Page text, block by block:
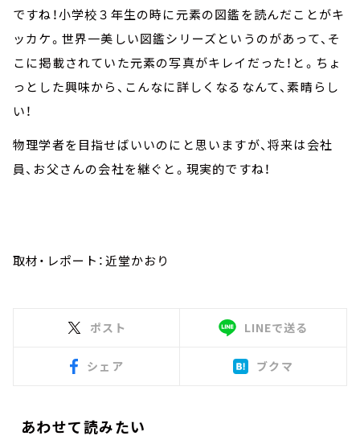
ですね！小学校３年生の時に元素の図鑑を読んだことがキ
ッカケ。世界一美しい図鑑シリーズというのがあって、そ
こに掲載されていた元素の写真がキレイだった！と。ちょ
っとした興味から、こんなに詳しくなるなんて、素晴らし
い！
物理学者を目指せばいいのにと思いますが、将来は会社
員、お父さんの会社を継ぐと。現実的ですね！
取材・レポート：近堂かおり
ポスト LINEで送る
シェア ブクマ
あわせて読みたい